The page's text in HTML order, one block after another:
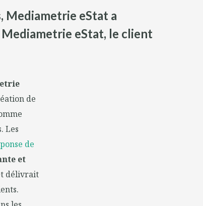
Mediametrie eStat a
eStat, le client
de
Les
de
et
délivrait